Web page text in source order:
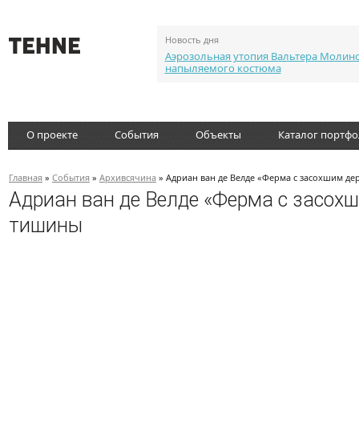
Новость дня
Аэрозольная утопия Вальтера
напыляемого костюма
О проекте События Объекты Каталог
Главная » События » Архивсячина » Адриан ван де Велде «Ферма с засохшим
Адриан ван де Велде «Ферма с
тишины